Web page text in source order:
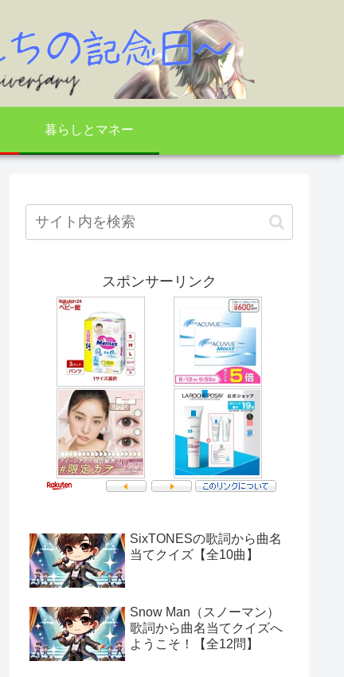
暮らしとマネー
スポンサーリンク
SixTONESの歌詞から曲名
当てクイズ【全10曲】
Snow Man（スノーマン）
歌詞から曲名当てクイズへ
ようこそ！【全12問】